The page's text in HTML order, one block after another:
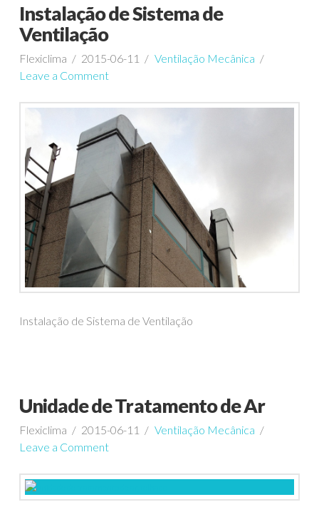
Instalação de Sistema de
Ventilação
Flexiclima 2015-06-11
Ventilação Mecânica
Leave a Comment
Instalação de Sistema de Ventilação
Unidade de Tratamento de Ar
Flexiclima 2015-06-11
Ventilação Mecânica
Leave a Comment